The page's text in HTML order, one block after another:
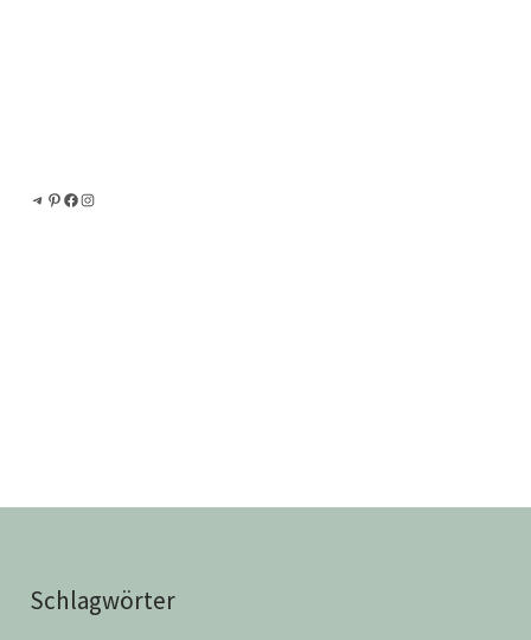
Schlagwörter